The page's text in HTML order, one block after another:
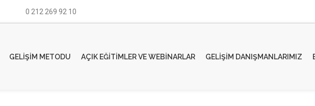
0 212 269 92 10
GELIŞIM METODU AÇIK EĞİTİMLER VE WEBİNARLAR GELIŞIM DANIŞMANLARIMIZ